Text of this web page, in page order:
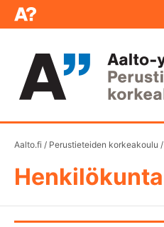
Aalto.fi / Perustieteiden korkeakoulu /
Henkilökunta